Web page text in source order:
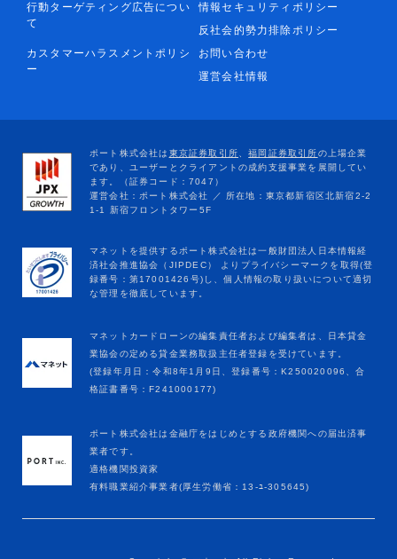
行動ターゲティング広告につい
て
情報セキュリティポリシー
反社会的勢力排除ポリシー
カスタマーハラスメントポリシ
ー
お問い合わせ
運営会社情報
マネットカードローンの編集責任者および編集者は、日本貸金
業協会の定める貸金業務取扱主任者登録を受けています。
(登録年月日：令和8年1月9日、登録番号：K250020096、合
格証書番号：F241000177)
ポート株式会社は金融庁をはじめとする政府機関への届出済事
業者です。
適格機関投資家
有料職業紹介事業者(厚生労働省：13-ﾕ-305645)